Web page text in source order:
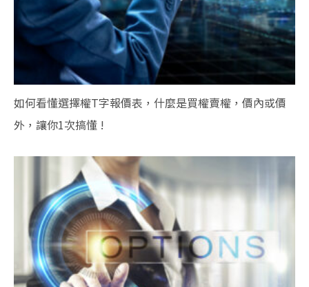
如何看懂選擇權T字報價表，什麼是買權賣權，價內或價
外，讓你1次搞懂 !